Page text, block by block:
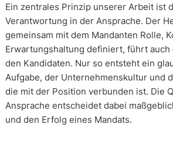
Ein zentrales Prinzip unserer Arbeit ist
Verantwortung in der Ansprache. Der
gemeinsam mit dem Mandanten Rolle,
Erwartungshaltung definiert, führt auch
den Kandidaten. Nur so entsteht ein
Aufgabe, der Unternehmenskultur und
die mit der Position verbunden ist. Die
Ansprache entscheidet dabei
und den Erfolg eines Mandats.